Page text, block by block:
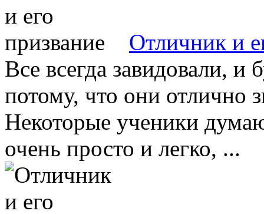
Отличник и
Все всегда завидовали, и
потому, что они отлично
Некоторые ученики
очень просто и легко, ...